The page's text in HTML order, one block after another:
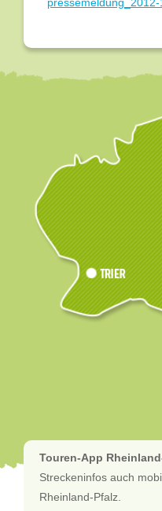
Touren-App
Streckeninfos auch
Rheinland-Pfalz.